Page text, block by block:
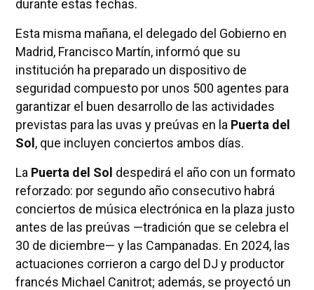
durante estas fechas.
Esta misma mañana, el delegado del Gobierno en
Madrid, Francisco Martín, informó que su
institución ha preparado un dispositivo de
seguridad compuesto por unos 500 agentes para
garantizar el buen desarrollo de las actividades
previstas para las uvas y preúvas en la Puerta del
Sol, que incluyen conciertos ambos días.
La Puerta del Sol despedirá el año con un formato
reforzado: por segundo año consecutivo habrá
conciertos de música electrónica en la plaza justo
antes de las preúvas —tradición que se celebra el
30 de diciembre— y las Campanadas. En 2024, las
actuaciones corrieron a cargo del DJ y productor
francés Michael Canitrot; además, se proyectó un